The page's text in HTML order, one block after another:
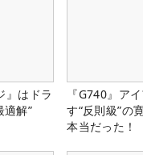
』はドラ
適解”
『G740』ア
す“反則級”の
本当だった！